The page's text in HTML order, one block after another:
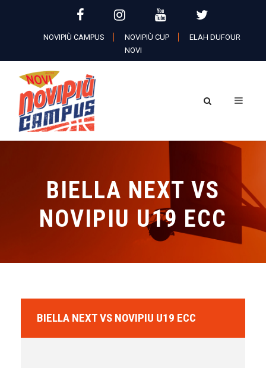
NOVIPIÙ CAMPUS NOVIPIÙ CUP
ELAH DUFOUR
NOVI
BIELLA NEXT VS
NOVIPIU U19 ECC
BIELLA NEXT VS NOVIPIU U19 ECC